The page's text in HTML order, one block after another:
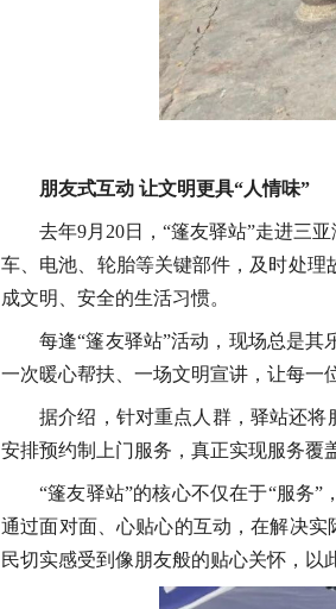
朋友式互动 让文明更具“人情味”
去年9月20日，“篷友驿站”走进三
车、电池、轮胎等关键部件，及时处
成文明、安全的生活习惯。
每逢“篷友驿站”活动，现场总是其
一次暖心帮扶、一场文明宣讲，让每一
据介绍，针对重点人群，驿站还将
安排预约制上门服务，真正实现服务覆
“篷友驿站”的核心不仅在于“服务
通过面对面、心贴心的互动，在解决实
民切实感受到像朋友般的贴心关怀，以